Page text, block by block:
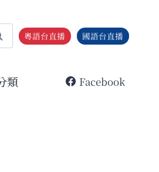
粵語台直播 國語台直播
類 Facebook